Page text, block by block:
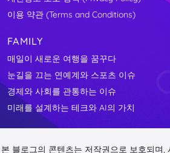
이용 약관 (Terms and Conditions)
FAMILY
매일이 새로운 여행을 꿈꾸다
눈길을 끄는 연예계와 스포츠 이슈
경제와 사회를 관통하는 이슈
미래를 설계하는 테크와 AI의 가치
본 블로그의 콘텐츠는 저작권으로 보호되며,